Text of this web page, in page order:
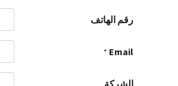
رقم الهاتف
Email
*
الشركة